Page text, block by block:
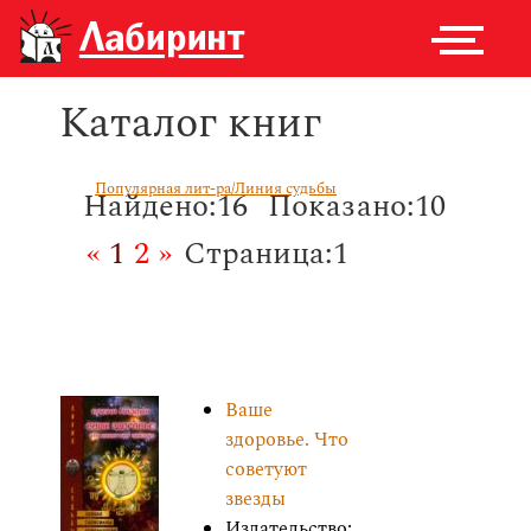
Каталог книг
Популярная лит-ра/Линия судьбы
Найдено:16 Показано:10
Страница:1
« 1 2 »
Ваше
здоровье. Что
советуют
звезды